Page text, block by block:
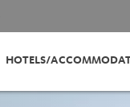
HOTELS/